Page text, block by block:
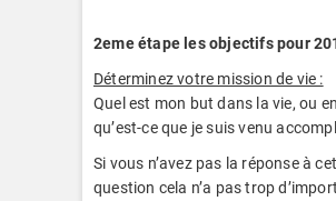
2eme étape les objectifs pour
Déterminez votre mission de vie :
Quel est mon but dans la vie, ou
qu’est-ce que je suis venu
Si vous n’avez pas la réponse à
question cela n’a pas trop